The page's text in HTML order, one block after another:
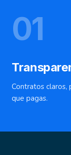
01
Contratos claros,
que pagas.